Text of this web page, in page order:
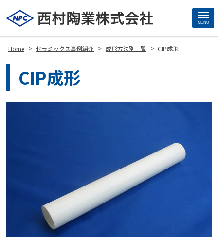
MENU
Home > セラミックス事例紹介 > 成形方法別一覧 > CIP成形
CIP成形
Site
Footer